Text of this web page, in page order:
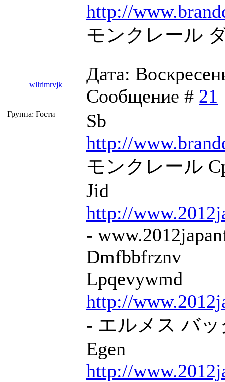
http://
モンクレール
wllrimrvjk
Дата:
Сообщение # 21
Группа: Гости
Sb
http://
モンクレール
Jid
http://
-
Dmfbbfrznv
Lpqevywmd
http://
- エルメス バッ
Egen
http://